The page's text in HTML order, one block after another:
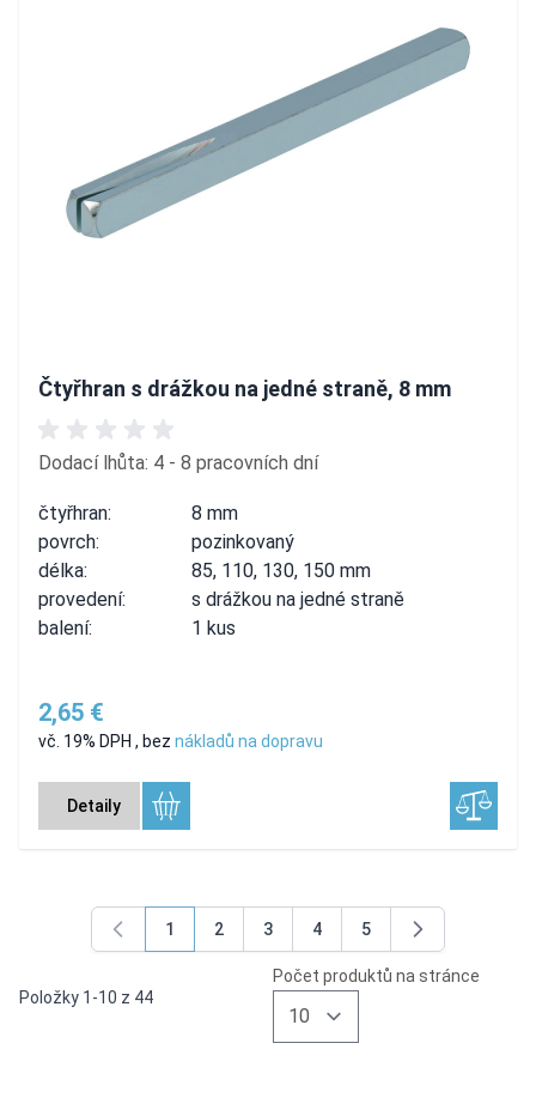
Čtyřhran s drážkou na jedné straně, 8 mm
Dodací lhůta: 4 - 8 pracovních dní
čtyřhran:
8 mm
povrch:
pozinkovaný
délka:
85, 110, 130, 150 mm
provedení:
s drážkou na jedné straně
balení:
1 kus
2,65 €
vč. 19% DPH , bez nákladů na dopravu
Detaily
Položky 1 -10 z 44
You're currently reading page
1
Page
2
Page
3
Page
4
Page
5
Počet produktů na stránce